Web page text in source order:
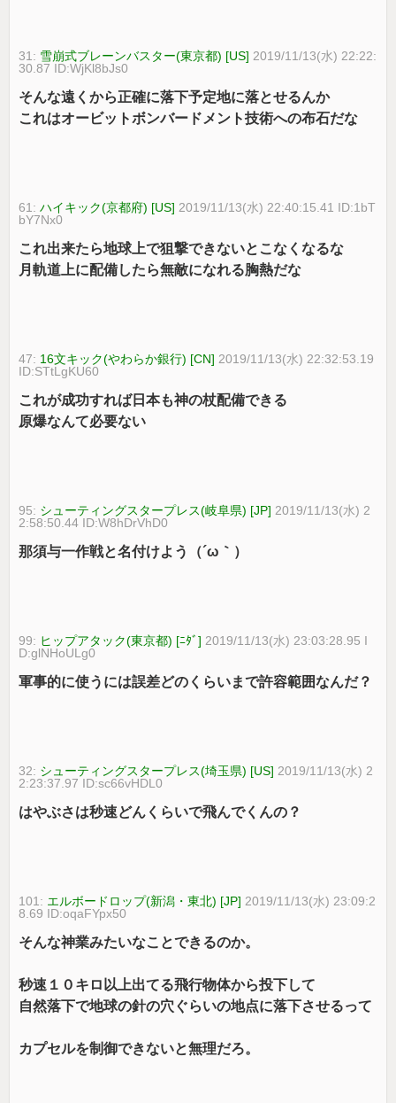
31: 雪崩式ブレーンバスター(東京都) [US] 2019/11/13(水) 22:22:
30.87 ID:WjKl8bJs0
そんな遠くから正確に落下予定地に落とせるんか
これはオービットボンバードメント技術への布石だな
61:ハイキック(京都府) [US] 2019/11/13(水) 22:40:15.41 ID:1bT
bY7Nx0
これ出来たら地球上で狙撃できないとこなくなるな
月軌道上に配備したら無敵になれる胸熱だな
47: 16文キック(やわらか銀行) [CN] 2019/11/13(水) 22:32:53.19
ID:STtLgKU60
これが成功すれば日本も神の杖配備できる
原爆なんて必要ない
95: シューティングスタープレス(岐阜県) [JP] 2019/11/13(水) 2
2:58:50.44 ID:W8hDrVhD0
那須与一作戦と名付けよう（´ω｀）
99: ヒップアタック(東京都) [ﾆﾀﾞ] 2019/11/13(水) 23:03:28.95 I
D:glNHoULg0
軍事的に使うには誤差どのくらいまで許容範囲なんだ？
32: シューティングスタープレス(埼玉県) [US] 2019/11/13(水) 2
2:23:37.97 ID:sc66vHDL0
はやぶさは秒速どんくらいで飛んでくんの？
101: エルボードロップ(新潟・東北) [JP] 2019/11/13(水) 23:09:2
8.69 ID:oqaFYpx50
そんな神業みたいなことできるのか。
秒速１０キロ以上出てる飛行物体から投下して
自然落下で地球の針の穴ぐらいの地点に落下させるって
カプセルを制御できないと無理だろ。